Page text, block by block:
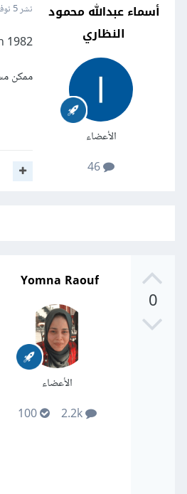
أسماء عبدالله محمود
النظاري
الأعضاء
نشر5 نوفمبر 2020
1982
ممكن
0
Yomna Raouf
الأعضاء
2.2k
100